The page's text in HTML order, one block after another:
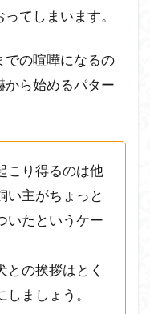
てしまいます。
での喧嘩になるの
から始めるパター
こり得るのは他
い主がちょっと
いたというケー
との挨拶はとく
ましょう。